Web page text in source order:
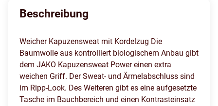
Beschreibung
Weicher Kapuzensweat mit Kordelzug Die
Baumwolle aus kontrolliert biologischem Anbau gibt
dem JAKO Kapuzensweat Power einen extra
weichen Griff. Der Sweat- und Ärmelabschluss sind
im Ripp-Look. Des Weiteren gibt es eine aufgesetzte
Tasche im Bauchbereich und einen Kontrasteinsatz